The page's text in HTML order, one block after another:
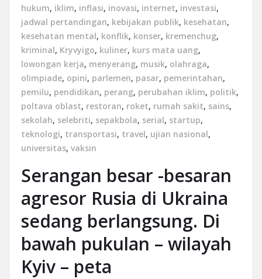
hukum, iklim, inflasi, inovasi, internet, investasi,
jadwal pertandingan, kebijakan publik, kesehatan,
kesehatan mental, konflik, konser, kremenchug,
kriminal, Kryvyigo, kuliner, kurs mata uang,
lowongan kerja, menyerang, musik, olahraga,
olimpiade, opini, parlemen, pasar, pemerintahan,
pemilu, pendidikan, perang, perubahan iklim, politik,
poltava oblast, restoran, roket, rumah sakit, sains,
sekolah, selebriti, sepakbola, serial, startup,
teknologi, transportasi, travel, ujian nasional,
universitas, vaksin
Serangan besar -besaran
agresor Rusia di Ukraina
sedang berlangsung. Di
bawah pukulan – wilayah
Kyiv – peta